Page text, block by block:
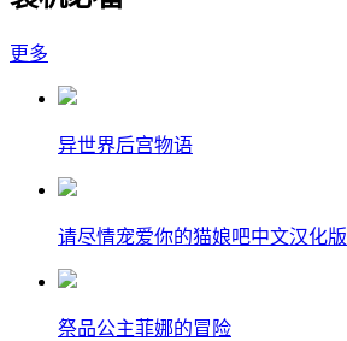
更多
异世界后宫物语
请尽情宠爱你的猫娘吧中文汉化版
祭品公主菲娜的冒险